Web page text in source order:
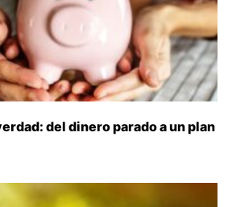
del dinero parado a un plan